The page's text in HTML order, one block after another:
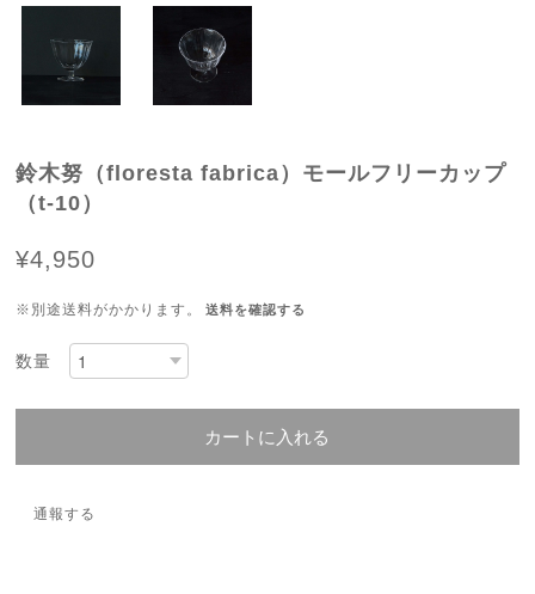
鈴木努（floresta fabrica）モールフリーカップ
（t-10）
¥4,950
※別途送料がかかります。 送料を確認する
数量
カートに入れる
通報する